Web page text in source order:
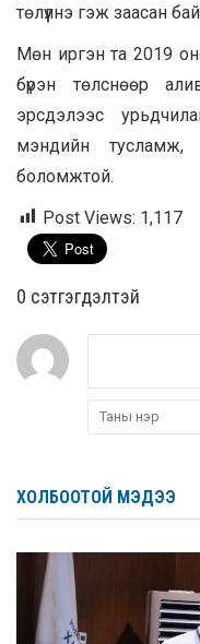
төлүүлнэ гэж заасан
Мөн иргэн та 2019
бүрэн төлснөөр
эрсдэлээс
мэндийн тусламж,
боломжтой.
Post Views: 1,117
0 cэтгэгдэлтэй
ХОЛБООТОЙ МЭДЭЭ